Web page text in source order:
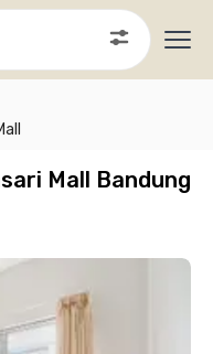
Mall Bandung